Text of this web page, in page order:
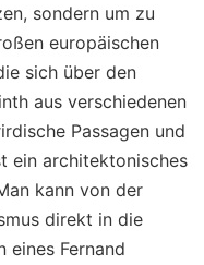
sondern um zu
europäischen
sich über den
aus verschiedenen
Passagen und
ein architektonisches
kann von der
direkt in die
eines Fernand